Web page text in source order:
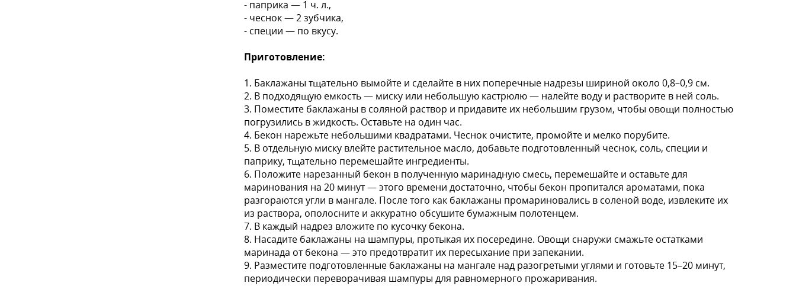
- паприка — 1 ч. л.,
- чеснок — 2 зубчика,
- специи — по вкусу.
Приготовление:
1. Баклажаны тщательно вымойте и сделайте в них поперечные надрезы шириной около 0,8–0,9 см.
2. В подходящую емкость — миску или небольшую кастрюлю — налейте воду и растворите в ней соль.
3. Поместите баклажаны в соляной раствор и придавите их небольшим грузом, чтобы овощи полностью
погрузились в жидкость. Оставьте на один час.
4. Бекон нарежьте небольшими квадратами. Чеснок очистите, промойте и мелко порубите.
5. В отдельную миску влейте растительное масло, добавьте подготовленный чеснок, соль, специи и
паприку, тщательно перемешайте ингредиенты.
6. Положите нарезанный бекон в полученную маринадную смесь, перемешайте и оставьте для
маринования на 20 минут — этого времени достаточно, чтобы бекон пропитался ароматами, пока
разгораются угли в мангале. После того как баклажаны промариновались в соленой воде, извлеките их
из раствора, ополосните и аккуратно обсушите бумажным полотенцем.
7. В каждый надрез вложите по кусочку бекона.
8. Насадите баклажаны на шампуры, протыкая их посередине. Овощи снаружи смажьте остатками
маринада от бекона — это предотвратит их пересыхание при запекании.
9. Разместите подготовленные баклажаны на мангале над разогретыми углями и готовьте 15–20 минут,
периодически переворачивая шампуры для равномерного прожаривания.